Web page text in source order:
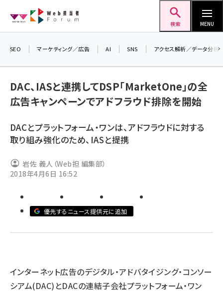
ン
検索 MENU
ai (2814)
note (2317)
z世代 (1623)
SEO マーケティング／広告 AI SNS アクセス解析／データ分析
DAC、IASと連携してDSP「MarketOne」の全
広告キャンペーンでアドフラウド排除を開始
DACとプラットフォーム・ワンは、アドフラウドに対する
取り組み強化のため、IASと提携
岩佐 義人（Web担 編集部）
2018年4月6日 16:52
優先するニュース提供元に追加
インターネット広告のデジタル・アドバタイジング・コンソー
シアム(DAC)とDACの連結子会社プラットフォーム・ワン